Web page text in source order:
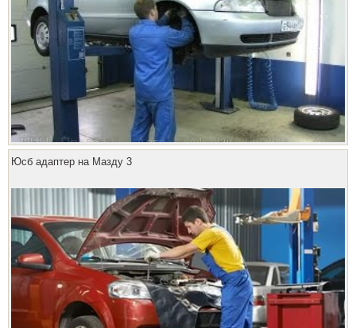
Юсб адаптер на Мазду 3